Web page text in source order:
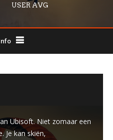
USER AVG
Ubisoft. Niet zomaar een
Je kan skiën,